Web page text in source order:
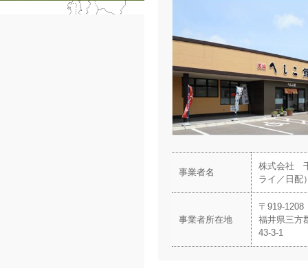
事業者名
株式会社
ライ／日配
事業者所在地
〒919-1208
福井県三方
43-3-1